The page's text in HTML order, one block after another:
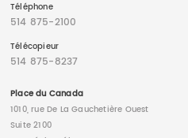
Téléphone
514 875-2100
Télécopieur
514 875-8237
Place du Canada
1010, rue De La Gauchetière Ouest
Suite 2100